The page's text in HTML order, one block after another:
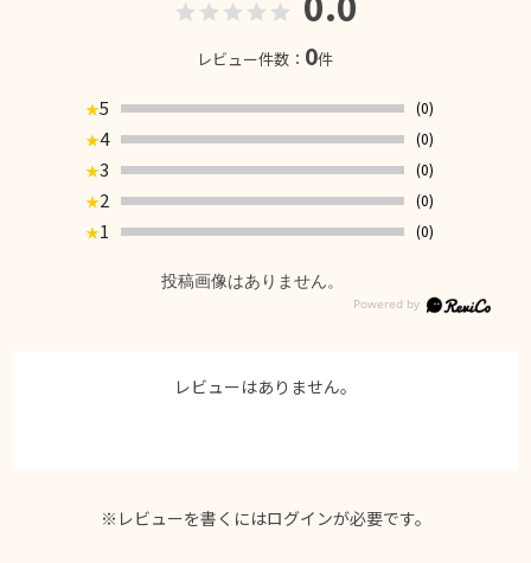
レビュー件数： 0件
★5
(0)
★4
(0)
★3
(0)
★2
(0)
★1 (0)
投稿画像はありません。
レビューはありません。
※レビューを書くにはログインが必要です。